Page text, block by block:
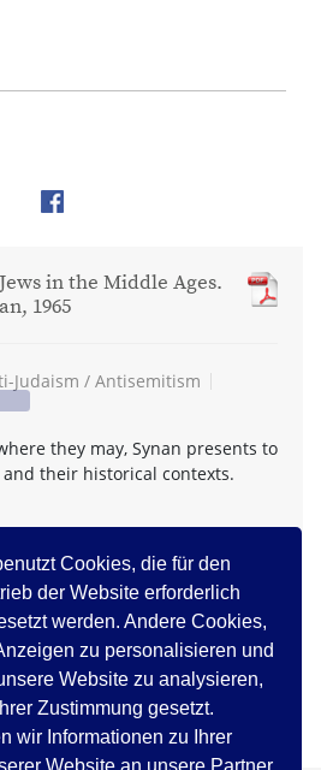
Cookies, die für den
der Website erforderlich
werden. Andere Cookies,
zu personalisieren und
Website zu analysieren,
Zustimmung gesetzt.
wir Informationen zu Ihrer
Website an unsere Partner
in the Middle Ages.
1965
Judaism / Antisemitism
they may, Synan presents to
their historical contexts.
0 0